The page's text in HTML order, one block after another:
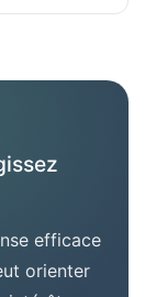
efficace
orienter